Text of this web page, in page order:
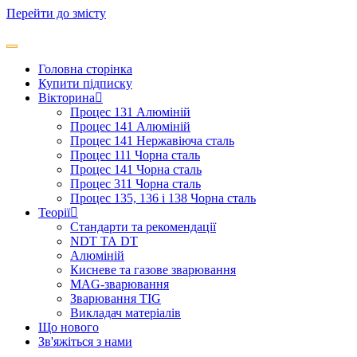
Перейти до змісту
Головна сторінка
Купити підписку
Вікторина
Процес 131 Алюміній
Процес 141 Алюміній
Процес 141 Нержавіюча сталь
Процес 111 Чорна сталь
Процес 141 Чорна сталь
Процес 311 Чорна сталь
Процес 135, 136 і 138 Чорна сталь
Теорії
Стандарти та рекомендації
NDT ТА DT
Алюміній
Кисневе та газове зварювання
MAG-зварювання
Зварювання TIG
Викладач матеріалів
Що нового
Зв'яжіться з нами